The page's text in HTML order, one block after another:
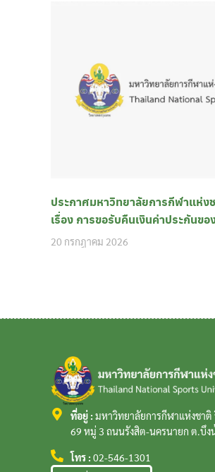
ประกาศมหาวิทยาลัยการกีฬาแห่ง
เรื่อง การขอรับคืนเงินค่าประกันข
20 กรกฎาคม 2026
ที่อยู่ : มหาวิทยาลัยการกีฬาแห่งชาติ
69 หมู่ 3 ถนนรังสิต-นครนายก ต.บึ
โทร : 02-546-1301